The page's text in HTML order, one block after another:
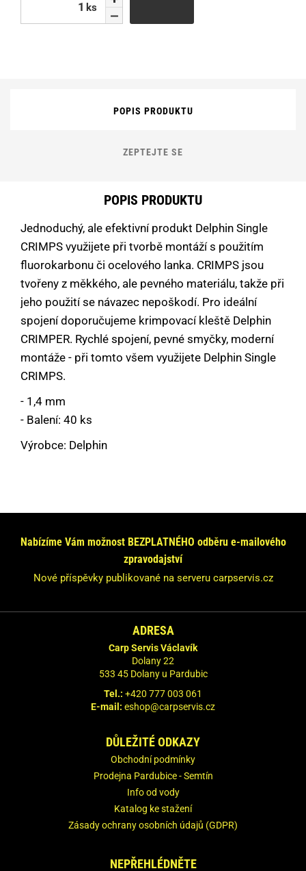
ks
ks
POPIS PRODUKTU
ZEPTEJTE SE
POPIS PRODUKTU
Jednoduchý, ale efektivní produkt Delphin Single
CRIMPS využijete při tvorbě montáží s použitím
fluorokarbonu či ocelového lanka. CRIMPS jsou
tvořeny z měkkého, ale pevného materiálu, takže při
jeho použití se návazec nepoškodí. Pro ideální
spojení doporučujeme krimpovací kleště Delphin
CRIMPER. Rychlé spojení, pevné smyčky, moderní
montáže - při tomto všem využijete Delphin Single
CRIMPS.
- 1,4 mm
- Balení: 40 ks
Výrobce: Delphin
Neváhejte se na nás obrátit!
Odpovíme Vám do 24 hodin.
Vaše údaje nebudeme nikde zveřejňovat.
Nabízíme Vám možnost BEZPLATNÉHO odběru e-mailového
zpravodajství
Nové příspěvky publikované na serveru carpservis.cz
ADRESA
Carp Servis Václavík
Dolany 22
533 45 Dolany u Pardubic
Tel.: +420 777 003 061
E-mail: eshop@carpservis.cz
DŮLEŽITÉ ODKAZY
Obchodní podmínky
Prodejna Pardubice - Semtín
Info od vody
Katalog ke stažení
Zásady ochrany osobních údajů (GDPR)
NEPŘEHLÉDNĚTE